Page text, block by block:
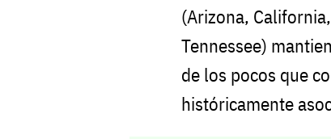
(Arizona,
Tennessee)
de los pocos que
históricamente